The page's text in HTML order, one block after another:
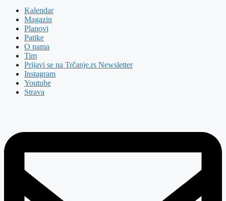
Kalendar
Magazin
Planovi
Patike
O nama
Tim
Prijavi se na Trčanje.rs Newsletter
Instagram
Youtube
Strava